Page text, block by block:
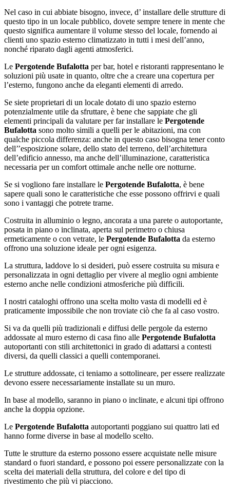
Nel caso in cui abbiate bisogno, invece, d’ installare delle strutture di
questo tipo in un locale pubblico, dovete sempre tenere in mente che
questo significa aumentare il volume stesso del locale, fornendo ai
clienti uno spazio esterno climatizzato in tutti i mesi dell’anno,
nonché riparato dagli agenti atmosferici.
Le Pergotende Bufalotta per bar, hotel e ristoranti rappresentano le
soluzioni più usate in quanto, oltre che a creare una copertura per
l’esterno, fungono anche da eleganti elementi di arredo.
Se siete proprietari di un locale dotato di uno spazio esterno
potenzialmente utile da sfruttare, è bene che sappiate che gli
elementi principali da valutare per far installare le Pergotende
Bufalotta sono molto simili a quelli per le abitazioni, ma con
qualche piccola differenza: anche in questo caso bisogna tener conto
dell’’esposizione solare, dello stato del terreno, dell’architettura
dell’edificio annesso, ma anche dell’illuminazione, caratteristica
necessaria per un comfort ottimale anche nelle ore notturne.
Se si vogliono fare installare le Pergotende Bufalotta, è bene
sapere quali sono le caratteristiche che esse possono offrirvi e quali
sono i vantaggi che potrete trarne.
Costruita in alluminio o legno, ancorata a una parete o autoportante,
posata in piano o inclinata, aperta sul perimetro o chiusa
ermeticamente o con vetrate, le Pergotende Bufalotta da esterno
offrono una soluzione ideale per ogni esigenza.
La struttura, laddove lo si desideri, può essere costruita su misura e
personalizzata in ogni dettaglio per vivere al meglio ogni ambiente
esterno anche nelle condizioni atmosferiche più difficili.
I nostri cataloghi offrono una scelta molto vasta di modelli ed è
praticamente impossibile che non troviate ciò che fa al caso vostro.
Si va da quelli più tradizionali e diffusi delle pergole da esterno
addossate al muro esterno di casa fino alle Pergotende Bufalotta
autoportanti con stili architettonici in grado di adattarsi a contesti
diversi, da quelli classici a quelli contemporanei.
Le strutture addossate, ci teniamo a sottolineare, per essere realizzate
devono essere necessariamente installate su un muro.
In base al modello, saranno in piano o inclinate, e alcuni tipi offrono
anche la doppia opzione.
Le Pergotende Bufalotta autoportanti poggiano sui quattro lati ed
hanno forme diverse in base al modello scelto.
Tutte le strutture da esterno possono essere acquistate nelle misure
standard o fuori standard, e possono poi essere personalizzate con la
scelta dei materiali della struttura, del colore e del tipo di
rivestimento che più vi piacciono.